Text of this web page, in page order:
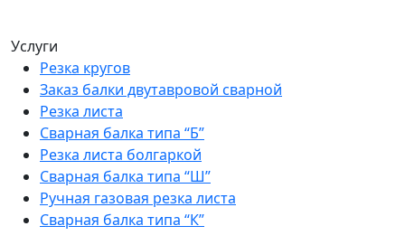
Услуги
Резка кругов
Заказ балки двутавровой сварной
Резка листа
Сварная балка типа “Б”
Резка листа болгаркой
Сварная балка типа “Ш”
Ручная газовая резка листа
Сварная балка типа “К”